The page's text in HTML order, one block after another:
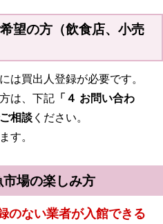
望の方（飲食店、小売
は買出人登録が必要です。
は、下記「４ お問い合わ
相談ください。
す。
場の楽しみ方
のない業者が入館できる